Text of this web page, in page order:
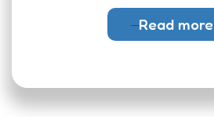
Read more